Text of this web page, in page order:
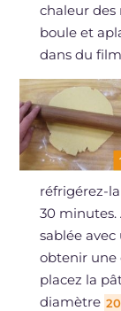
chaleur des
boule et
dans du
réfrigérez-
30 minutes.
sablée
obtenir une
placez la
diamètre 20